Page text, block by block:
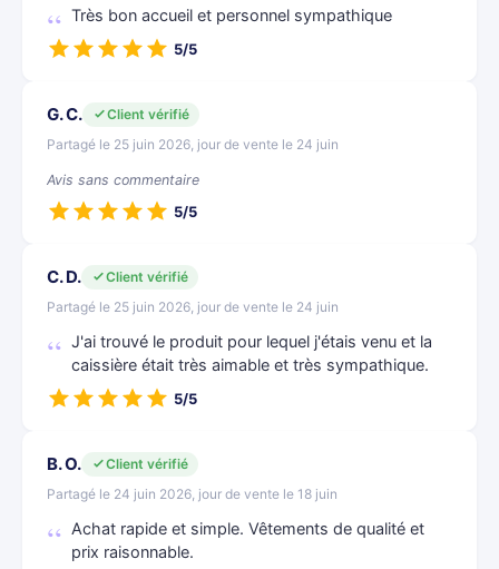
Très bon accueil et personnel sympathique
5/5
G. C.
Client vérifié
Partagé le 25 juin 2026, jour de vente le 24 juin
Avis sans commentaire
5/5
C. D.
Client vérifié
Partagé le 25 juin 2026, jour de vente le 24 juin
J'ai trouvé le produit pour lequel j'étais venu et la
caissière était très aimable et très sympathique.
5/5
B. O.
Client vérifié
Partagé le 24 juin 2026, jour de vente le 18 juin
Achat rapide et simple. Vêtements de qualité et
prix raisonnable.